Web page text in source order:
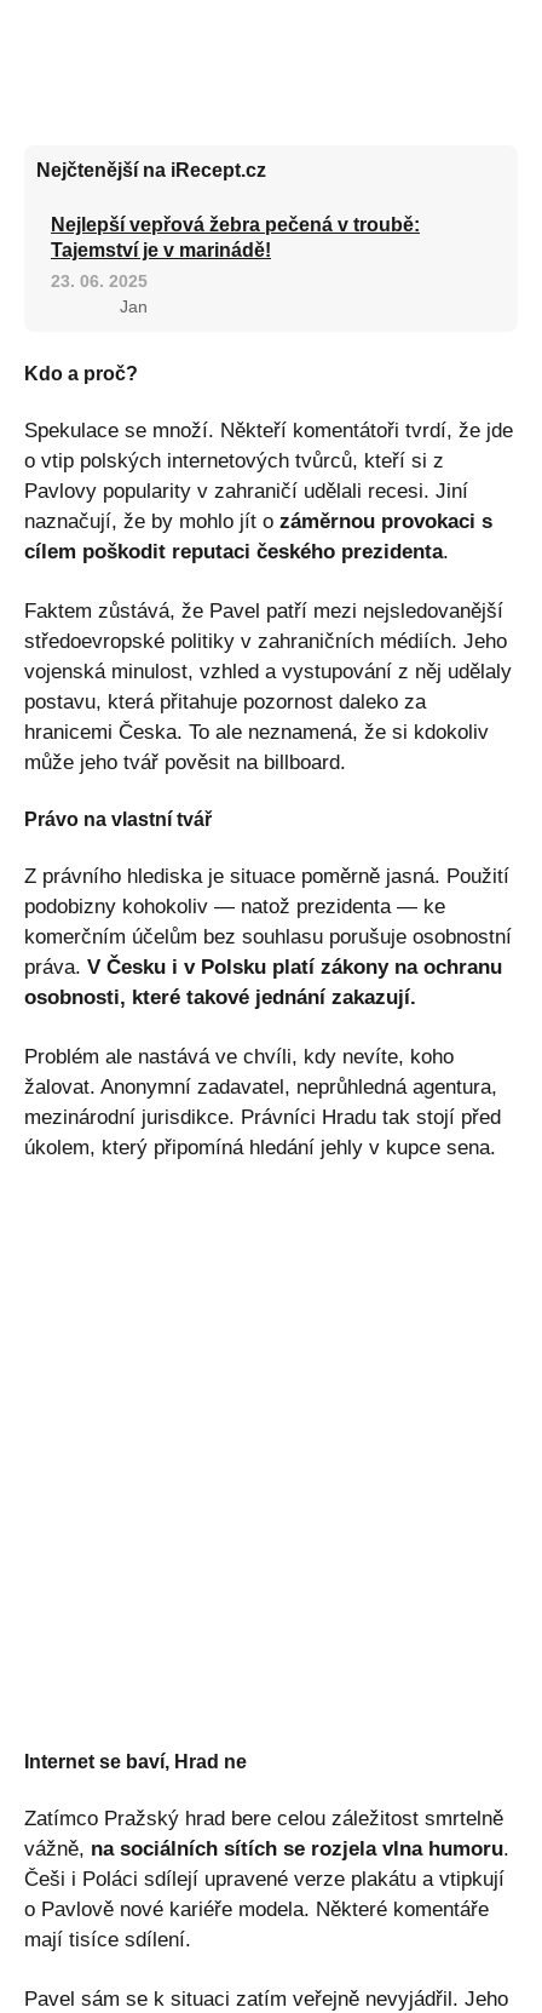
Nejčtenější na iRecept.cz
Nejlepší vepřová žebra pečená v troubě:
Tajemství je v marinádě!
23. 06. 2025
Jan
Kdo a proč?
Spekulace se množí. Někteří komentátoři tvrdí, že jde
o vtip polských internetových tvůrců, kteří si z
Pavlovy popularity v zahraničí udělali recesi. Jiní
naznačují, že by mohlo jít o záměrnou provokaci s
cílem poškodit reputaci českého prezidenta.
Faktem zůstává, že Pavel patří mezi nejsledovanější
středoevropské politiky v zahraničních médiích. Jeho
vojenská minulost, vzhled a vystupování z něj udělaly
postavu, která přitahuje pozornost daleko za
hranicemi Česka. To ale neznamená, že si kdokoliv
může jeho tvář pověsit na billboard.
Právo na vlastní tvář
Z právního hlediska je situace poměrně jasná. Použití
podobizny kohokoliv — natož prezidenta — ke
komerčním účelům bez souhlasu porušuje osobnostní
práva. V Česku i v Polsku platí zákony na ochranu
osobnosti, které takové jednání zakazují.
Problém ale nastává ve chvíli, kdy nevíte, koho
žalovat. Anonymní zadavatel, neprůhledná agentura,
mezinárodní jurisdikce. Právníci Hradu tak stojí před
úkolem, který připomíná hledání jehly v kupce sena.
Internet se baví, Hrad ne
Zatímco Pražský hrad bere celou záležitost smrtelně
vážně, na sociálních sítích se rozjela vlna humoru.
Češi i Poláci sdílejí upravené verze plakátu a vtipkují
o Pavlově nové kariéře modela. Některé komentáře
mají tisíce sdílení.
Pavel sám se k situaci zatím veřejně nevyjádřil. Jeho